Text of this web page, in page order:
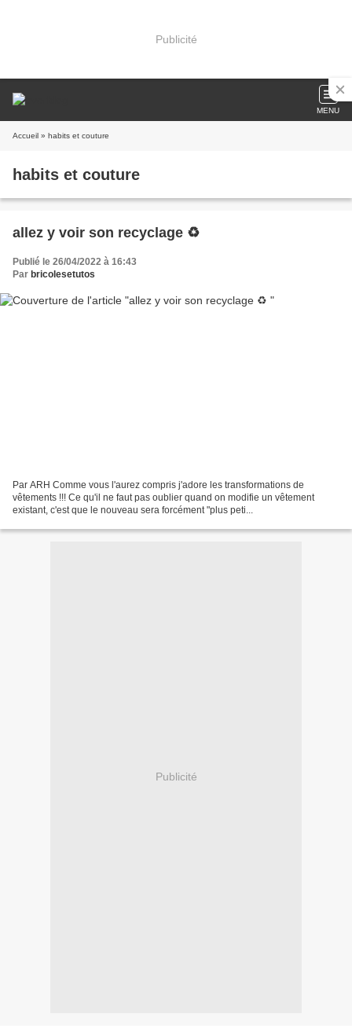
Publicité
MENU
Accueil » habits et couture
habits et couture
allez y voir son recyclage ♻
Publié le 26/04/2022 à 16:43
Par bricolesetutos
Par ARH Comme vous l'aurez compris j'adore les transformations de
vêtements !!! Ce qu'il ne faut pas oublier quand on modifie un vêtement
existant, c'est que le nouveau sera forcément "plus peti...
Publicité